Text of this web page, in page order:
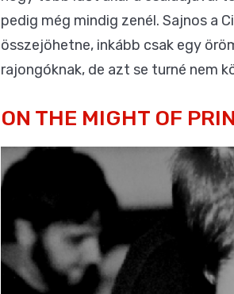
pedig még mindig zenél. Sajnos a
összejöhetne, inkább csak egy
rajongóknak, de azt se turné nem
ON THE MIGHT OF